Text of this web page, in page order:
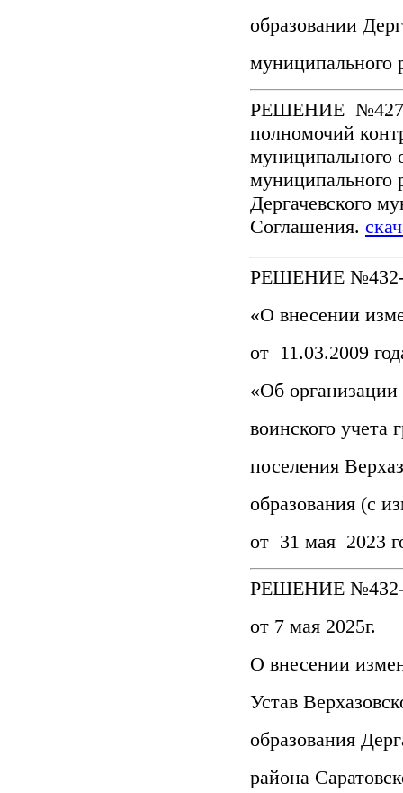
образовании
муниципального
РЕШЕНИЕ №427-
полномочий
муниципального
муниципального
Дергачевского
Соглашения.
РЕШЕНИЕ №432-
«О внесении
от 11.03.2009
«Об
воинского учета
поселения
образования (с
от 31 мая 2023
РЕШЕНИЕ №432-
от 7 мая 2025г.
О внесении
Устав
образования
района